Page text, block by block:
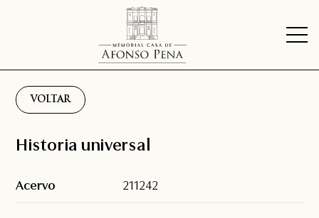
VOLTAR
Historia universal
Acervo 211242